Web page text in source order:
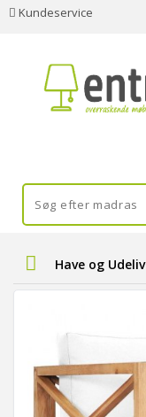
Kundeservice
Have og Udeliv